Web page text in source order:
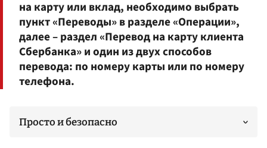
на карту или вклад, необходимо выбрать
пункт «Переводы» в разделе «Операции»,
далее – раздел «Перевод на карту клиента
Сбербанка» и один из двух способов
перевода: по номеру карты или по номеру
телефона.
Просто и безопасно